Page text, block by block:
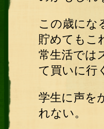
この歳にな
貯めてもこ
常生活では
て買いに行
学生に声を
れない。